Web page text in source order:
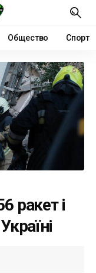
Общество Спорт
ракет і